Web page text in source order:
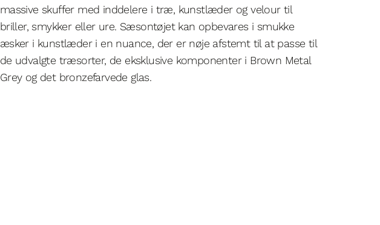
massive skuffer med inddelere i træ, kunstlæder og velour til
briller, smykker eller ure. Sæsontøjet kan opbevares i smukke
æsker i kunstlæder i en nuance, der er nøje afstemt til at passe til
de udvalgte træsorter, de eksklusive komponenter i Brown Metal
Grey og det bronzefarvede glas.